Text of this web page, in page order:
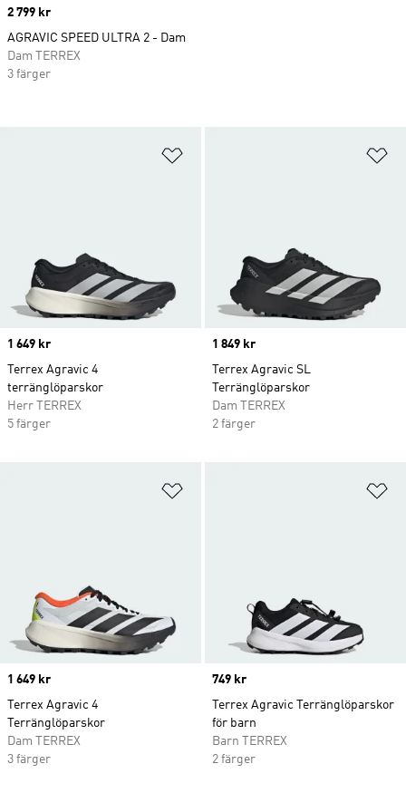
Price
1 649 kr
Terrex Agravic 4
terränglöparskor
Herr TERREX
5 färger
Price
1 849 kr
Terrex Agravic SL
Terränglöparskor
Dam TERREX
2 färger
Price
1 649 kr
Terrex Agravic 4
Terränglöparskor
Dam TERREX
3 färger
Price
749 kr
Terrex Agravic Terränglöparskor
för barn
Barn TERREX
2 färger
Price
2 799 kr
AGRAVIC SPEED ULTRA 2 - Dam
Dam TERREX
3 färger